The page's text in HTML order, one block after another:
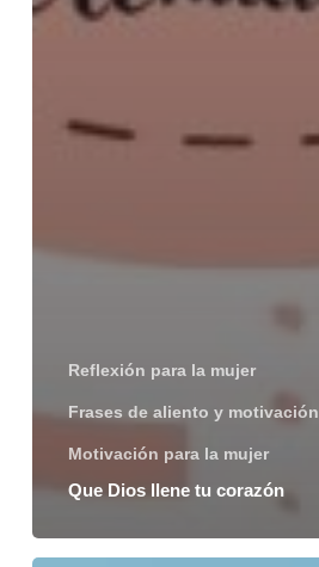
Reflexión para la mujer
Frases de aliento y motivación
Motivación para la mujer
Que Dios llene tu corazón